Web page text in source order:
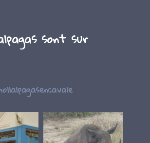
sont sur